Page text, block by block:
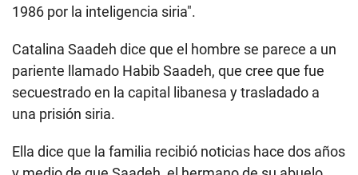
1986 por la inteligencia siria".
Catalina Saadeh dice que el hombre se parece a un
pariente llamado Habib Saadeh, que cree que fue
secuestrado en la capital libanesa y trasladado a
una prisión siria.
Ella dice que la familia recibió noticias hace dos años